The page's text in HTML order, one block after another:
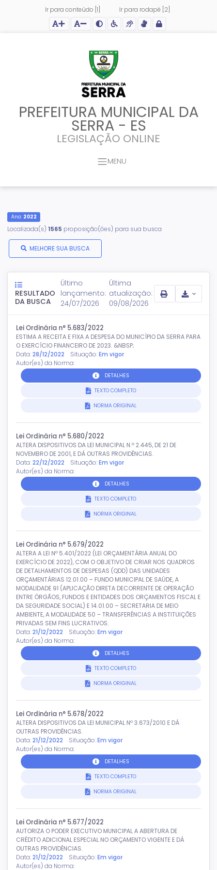
Ir para conteúdo [1] Ir para rodapé [2]
Ação para aumentar tamanho da fonte do site
Ação para diminuir tamanho da fonte do site
Ação para aplicar auto contraste no site
Acessar página sobre acessibilidade do site
Acessar página sobre NVDA - Leitor de Tela
Acessar página sobre VLibras - Tradutor de
Acessar Intranet
PREFEITURA MUNICIPAL DA
SERRA - ES
LEGISLAÇÃO ONLINE
MENU
Ano: 2022
Localizada(s) 1565 proposição(ões) para sua busca
MELHORE SUA BUSCA
RESULTADO
DA BUSCA
Último
lançamento:
24/07/2026
Última
atualização:
09/08/2026
Lei Ordinária n° 5.683/2022
ESTIMA A RECEITA E FIXA A DESPESA DO MUNICÍPIO DA SERRA PARA
O EXERCÍCIO FINANCEIRO DE 2023. &NBSP;
Data:28/12/2022 Situação: Em vigor
Autor(es) da Norma:
DETALHES
TEXTO COMPLETO
NORMA ORIGINAL
Lei Ordinária n° 5.680/2022
ALTERA DISPOSITIVOS DA LEI MUNICIPAL N.º 2.445, DE 21 DE
NOVEMBRO DE 2001, E DÁ OUTRAS PROVIDÊNCIAS.
Data:22/12/2022 Situação: Em vigor
Autor(es) da Norma:
DETALHES
TEXTO COMPLETO
NORMA ORIGINAL
Lei Ordinária n° 5.679/2022
ALTERA A LEI Nº 5.401/2022 (LEI ORÇAMENTÁRIA ANUAL DO
EXERCÍCIO DE 2022), COM O OBJETIVO DE CRIAR NOS QUADROS
DE DETALHAMENTOS DE DESPESAS (QDD) DAS UNIDADES
ORÇAMENTÁRIAS 12.01.00 – FUNDO MUNICIPAL DE SAÚDE, A
MODALIDADE 91 (APLICAÇÃO DIRETA DECORRENTE DE OPERAÇÃO
ENTRE ÓRGÃOS, FUNDOS E ENTIDADES DOS ORÇAMENTOS FISCAL E
DA SEGURIDADE SOCIAL) E 14.01.00 – SECRETARIA DE MEIO
AMBIENTE, A MODALIDADE 50 – TRANSFERÊNCIAS A INSTITUIÇÕES
PRIVADAS SEM FINS LUCRATIVOS.
Data:21/12/2022 Situação: Em vigor
Autor(es) da Norma:
DETALHES
TEXTO COMPLETO
NORMA ORIGINAL
Lei Ordinária n° 5.678/2022
ALTERA DISPOSITIVOS DA LEI MUNICIPAL Nº 3.673/2010 E DÁ
OUTRAS PROVIDÊNCIAS.
Data:21/12/2022 Situação: Em vigor
Autor(es) da Norma:
DETALHES
TEXTO COMPLETO
NORMA ORIGINAL
Lei Ordinária n° 5.677/2022
AUTORIZA O PODER EXECUTIVO MUNICIPAL A ABERTURA DE
CRÉDITO ADICIONAL ESPECIAL NO ORÇAMENTO VIGENTE E DÁ
OUTRAS PROVIDÊNCIAS.
Data:21/12/2022 Situação: Em vigor
Autor(es) da Norma: